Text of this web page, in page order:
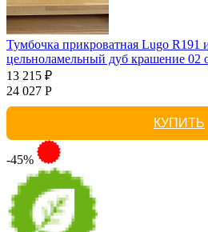
Тумбочка прикроватная Lugo R191
цельноламельный дуб крашение 02
13 215 ₽
24 027 Р
КУПИТЬ
-45%